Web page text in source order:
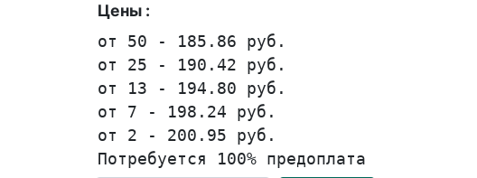
Цены :
от 50 - 185.86 руб.
от 25 - 190.42 руб.
от 13 - 194.80 руб.
от 7 - 198.24 руб.
от 2 - 200.95 руб.
Потребуется 100% предоплата